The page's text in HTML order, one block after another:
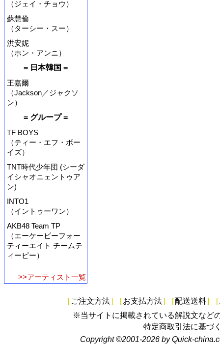
（ジェイ・チョウ）
蘇慧倫
（ターシー・スー）
洪安妮
（ホン・アンニ）
= 日本韓国 =
王嘉爾
（Jackson／ジャクソ
ン）
= グループ =
TF BOYS
（ティー・エフ・ボー
イズ）
TNT時代少年団 (シーダ
イシャオニェントゥア
ン)
INTO1
（イントゥーワン）
AKB48 Team TP
（エーケービーフォー
ティーエイト チームテ
ィーピー）
>>アーティスト一覧
[ ご注文方法] [お支払方法] [配送送料] [
※当サイトに掲載されている解説文など
特定商取引法に基づ
Copyright ©2001-2026 by Quick-